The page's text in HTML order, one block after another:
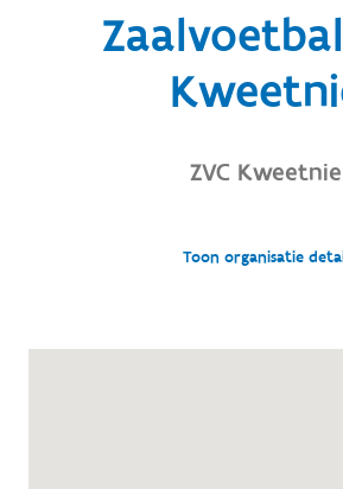
ZVC Kweetnie
Toon organisatie